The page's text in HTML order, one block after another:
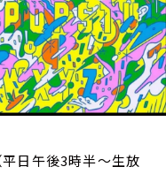
平日午後3時半～生放